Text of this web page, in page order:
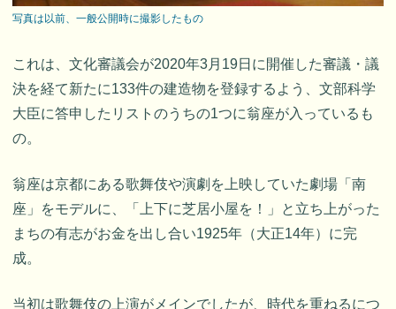
写真は以前、一般公開時に撮影したもの
これは、文化審議会が2020年3月19日に開催した審議・議
決を経て新たに133件の建造物を登録するよう、文部科学
大臣に答申したリストのうちの1つに翁座が入っているも
の。
翁座は京都にある歌舞伎や演劇を上映していた劇場「南
座」をモデルに、「上下に芝居小屋を！」と立ち上がった
まちの有志がお金を出し合い1925年（大正14年）に完
成。
当初は歌舞伎の上演がメインでしたが、時代を重ねるにつ